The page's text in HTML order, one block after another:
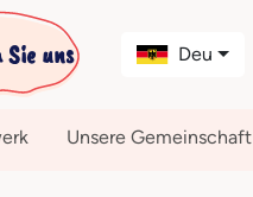
uns Deu
Unsere Gemeinschaft